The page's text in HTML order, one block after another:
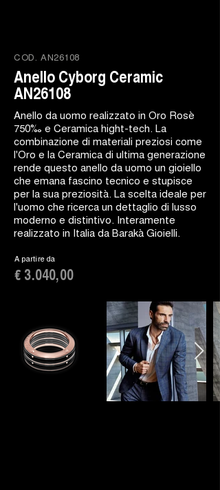
COD. AN26108
Anello Cyborg Ceramic
AN26108
Anello da uomo realizzato in Oro Rosè
750‰ e Ceramica hight-tech. La
combinazione di materiali preziosi come
l'Oro e la Ceramica di ultima generazione
rende questo anello da uomo un gioiello
che emana fascino tecnico e stupisce
per la sua preziosità. La scelta ideale per
l'uomo che ricerca un dettaglio di lusso
moderno e distintivo. Interamente
realizzato in Italia da Barakà Gioielli.
A partire da
€ 3.040,00